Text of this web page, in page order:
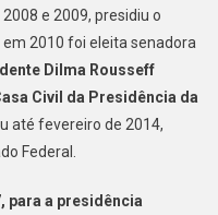
e 2009, presidiu o
2010 foi eleita senadora
Dilma Rousseff
Civil da Presidência da
até fevereiro de 2014,
Federal.
para a presidência